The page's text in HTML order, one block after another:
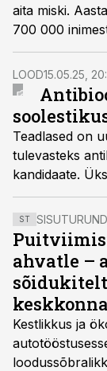
aita miski.
700 000
täiesti uued
röövbakterid.
LOOD15.05.25,
Teadlased on
tulevasteks
kandidaate.
juba kasutusel
ST
ahvatle –
Kestlikkus ja